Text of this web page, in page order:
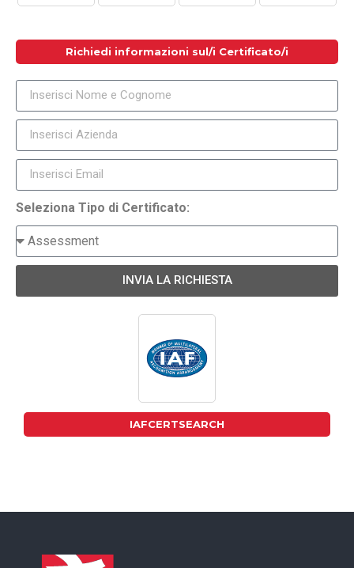
Richiedi informazioni sul/i Certificato/i
Seleziona Tipo di Certificato:
INVIA LA RICHIESTA
IAFCERTSEARCH